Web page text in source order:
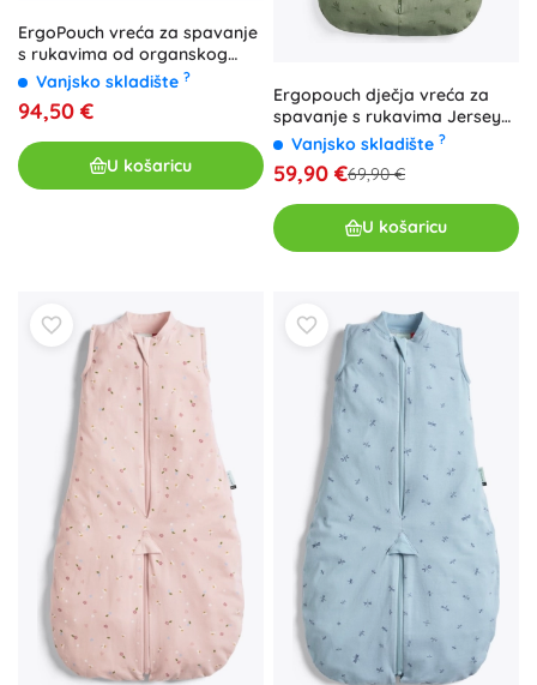
ErgoPouch vreća za spavanje
s rukavima od organskog
pamuka Jersey, oatmeal
marle, 3–12 mjeseci, 3,5 TOG
Vanjsko skladište ?
94,50 €
U košaricu
Ergopouch dječja vreća za
spavanje s rukavima Jersey
Willow 1 TOG (3–12 mjeseci, 6–
Vanjsko skladište ?
59,90 €69,90 €
U košaricu